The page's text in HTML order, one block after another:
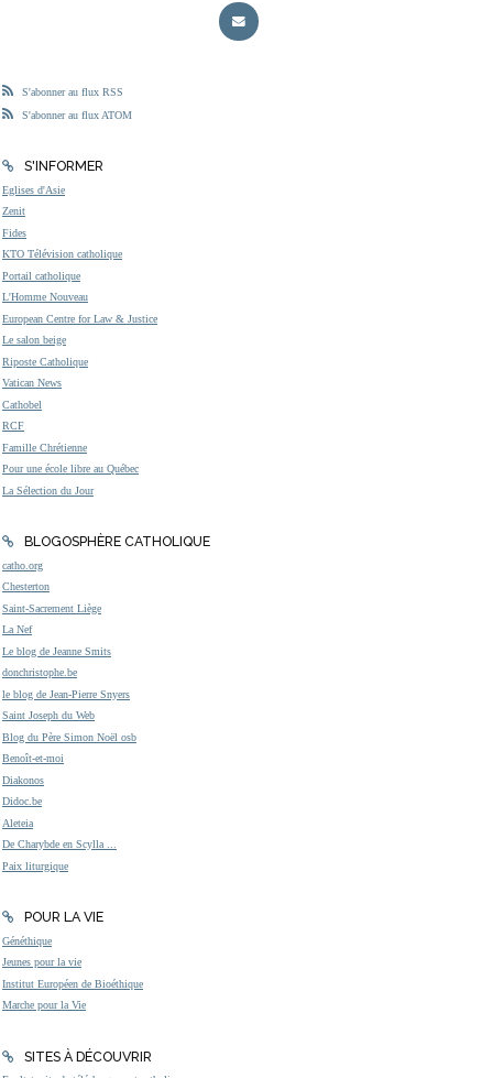
S'abonner au flux RSS
S'abonner au flux ATOM
S'INFORMER
Eglises d'Asie
Zenit
Fides
KTO Télévision catholique
Portail catholique
L'Homme Nouveau
European Centre for Law & Justice
Le salon beige
Riposte Catholique
Vatican News
Cathobel
RCF
Famille Chrétienne
Pour une école libre au Québec
La Sélection du Jour
BLOGOSPHÈRE CATHOLIQUE
catho.org
Chesterton
Saint-Sacrement Liège
La Nef
Le blog de Jeanne Smits
donchristophe.be
le blog de Jean-Pierre Snyers
Saint Joseph du Web
Blog du Père Simon Noël osb
Benoît-et-moi
Diakonos
Didoc.be
Aleteia
De Charybde en Scylla ...
Paix liturgique
POUR LA VIE
Généthique
Jeunes pour la vie
Institut Européen de Bioéthique
Marche pour la Vie
SITES À DÉCOUVRIR